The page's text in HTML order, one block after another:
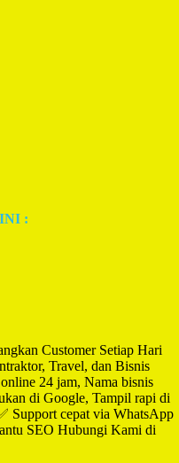
:
Customer Setiap Hari
Travel, dan Bisnis
24 jam, Nama bisnis
di Google, Tampil rapi di
Support cepat via WhatsApp
SEO Hubungi Kami di